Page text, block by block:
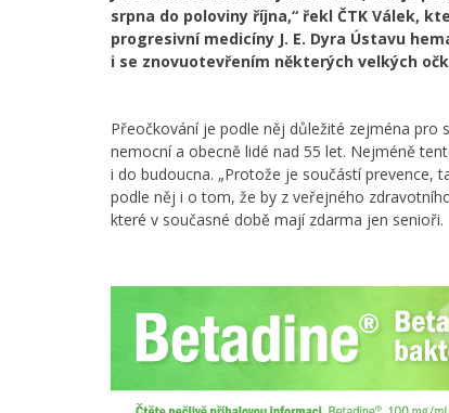
srpna do poloviny října,“ řekl ČTK Válek,
progresivní medicíny J. E. Dyra Ústavu
i se znovuotevřením některých velkých
Přeočkování je podle něj důležité zejména pro
nemocní a obecně lidé nad 55 let. Nejméně
i do budoucna. „Protože je součástí prevence,
podle něj i o tom, že by z veřejného
které v současné době mají zdarma jen senioři.